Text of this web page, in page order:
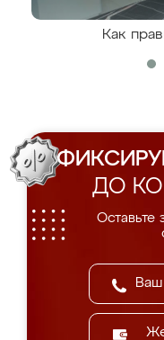
Как
ДО
Оставьте